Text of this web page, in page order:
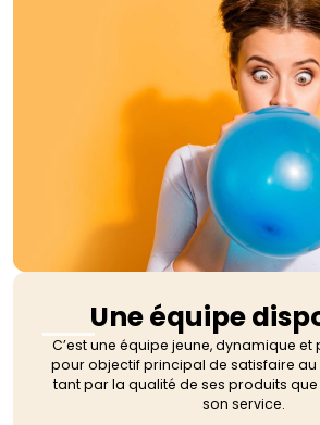
Une équipe
C’est une équipe jeune, dynamique
pour objectif principal de satisfaire au
tant par la qualité de ses produits
son service.